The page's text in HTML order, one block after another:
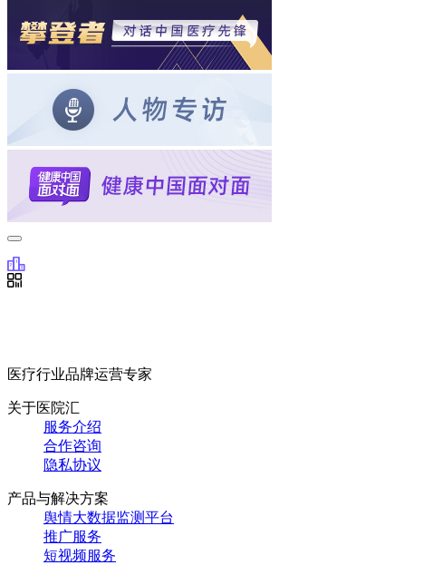
医疗行业品牌运营专家
关于医院汇
服务介绍
合作咨询
隐私协议
产品与解决方案
舆情大数据监测平台
推广服务
短视频服务